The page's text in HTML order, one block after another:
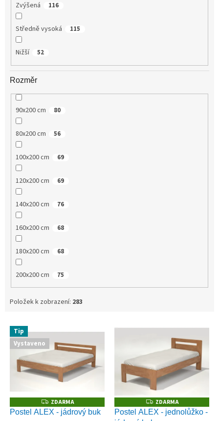
Zvýšená 116
Středně vysoká 115
Nižší 52
Rozměr
90x200 cm 80
80x200 cm 56
100x200 cm 69
120x200 cm 69
140x200 cm 76
160x200 cm 68
180x200 cm 68
200x200 cm 75
Položek k zobrazení: 283
V Tip
Vystaveno
Z
D
A
ZDARMA
Postel ALEX - jádrový buk
Z
D
A
ZDARMA
Postel ALEX - jednolůžko -